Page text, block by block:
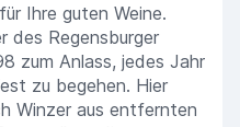
Ihre guten Weine.
des Regensburger
zum Anlass, jedes Jahr
zu begehen. Hier
Winzer aus entfernten